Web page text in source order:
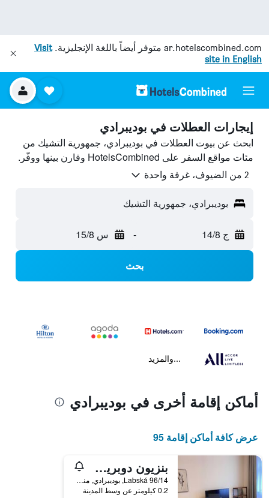
ar.hotelscombined.com متوفر أيضاً باللغة الإنجليزية.Visit
site in English
إيجارات العطلات في بوديبرادي
ابحث عن بيوت العطلات في بوديبرادي، جمهورية التشيك من
مئات مواقع السفر على HotelsCombined وقارن بينها ووفّر.
2 من الضيوف، غرفة واحدة
بوديبرادي، جمهورية التشيك
ج 14/8 - س 15/8
بحث
...والمزيد
أماكن إقامة أخرى في بوديبرادي
عرض كافة أماكن إقامة 95
بنزيون دوبريه كاسي
Labská 96/14, بوديبرادي, منطقة بوهيميا الوسطى, جمهورية التشيك
0.2 كيلومتر عن وسط المدينة